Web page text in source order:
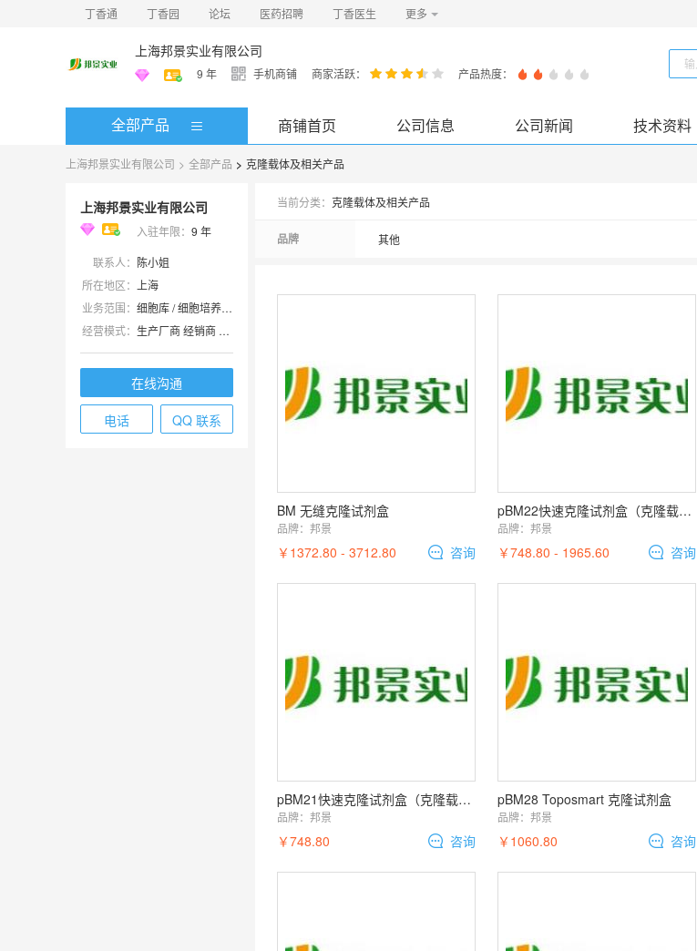
丁香通 丁香园 论坛 医药招聘 丁香医生 更多
上海邦景实业有限公司
9 年 手机商铺 商家活跃： 产品热度：
全部产品 商铺首页 公司信息 公司新闻 技术资料
上海邦景实业有限公司 > 全部产品 > 克隆载体及相关产品
上海邦景实业有限公司
入驻年限： 9 年
联系人： 陈小姐
所在地区：
上海
业务范围：
细胞库 / 细胞培养、试剂、实验室仪器 / 设备、技术服务、耗材
经营模式：
生产厂商 经销商 代理商
在线沟通
电话 QQ 联系
当前分类： 克隆载体及相关产品
品牌 其他
BM 无缝克隆试剂盒
品牌： 邦景
￥1372.80 - 3712.80 咨询
pBM22快速克隆试剂盒（克隆载体 含自杀基因）
品牌： 邦景
￥748.80 - 1965.60 咨询
pBM21快速克隆试剂盒（克隆载体 含自杀基因）
品牌： 邦景
￥748.80 咨询
pBM28 Toposmart 克隆试剂盒
品牌： 邦景
￥1060.80 咨询